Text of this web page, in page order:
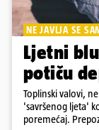
NE JAVLJA SE
Ljetni
potiču
Toplinski valovi,
'savršenog ljeta'
poremećaj.